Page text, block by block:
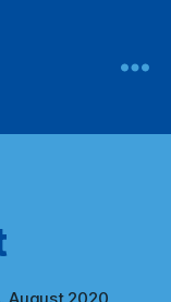
August 2020